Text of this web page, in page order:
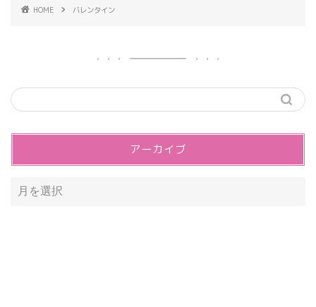
HOME バレンタイン
アーカイブ